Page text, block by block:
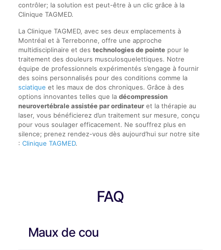
contrôler; la solution est peut-être à un clic grâce à la
Clinique TAGMED.
La Clinique TAGMED, avec ses deux emplacements à
Montréal et à Terrebonne, offre une approche
multidisciplinaire et des technologies de pointepour le
traitement des douleurs musculosquelettiques. Notre
équipe de professionnels expérimentés s’engage à fournir
des soins personnalisés pour des conditions comme la
sciatique et les maux de dos chroniques. Grâce à des
options innovantes telles que la décompression
neurovertébrale assistée par ordinateuret la thérapie au
laser, vous bénéficierez d’un traitement sur mesure, conçu
pour vous soulager efficacement. Ne souffrez plus en
silence; prenez rendez-vous dès aujourd’hui sur notre site
: Clinique TAGMED.
FAQ
Maux de cou